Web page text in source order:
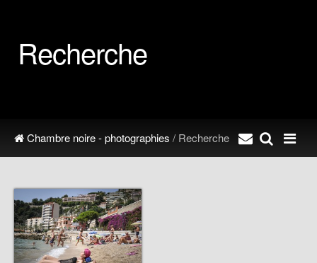
Recherche
Chambre noire - photographies / Recherche